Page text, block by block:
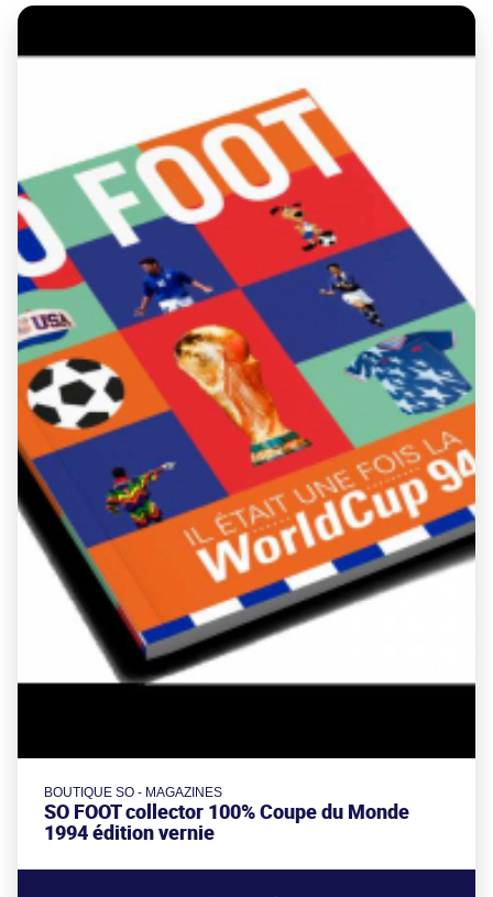
BOUTIQUE SO - MAGAZINES
SO FOOT collector 100% Coupe du Monde
1994 édition vernie